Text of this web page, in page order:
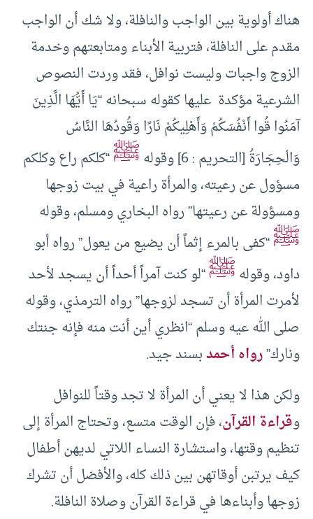
هناك أولوية بين الواجب والنافلة، ولا شك أن الواجب
مقدم على النافلة، فتربية الأبناء ومتابعتهم وخدمة
الزوج واجبات وليست نوافل، فقد وردت النصوص
الشرعية مؤكدة عليها كقوله سبحانه “يَا أَيُّهَا الَّذِينَ
آمَنُوا قُوا أَنْفُسَكُمْ وَأَهْلِيكُمْ نَارًا وَقُودُهَا النَّاسُ
وَالْحِجَارَةُ [التحريم : 6] وقوله
ﷺ“كلكم راع وكلكم
مسؤول عن رعيته، والمرأة راعية في بيت زوجها
ومسؤولة عن رعيتها” رواه البخاري ومسلم، وقوله
ﷺ“كفى بالمرء إثماً أن يضيع من يعول” رواه أبو
داود، وقولهﷺ“لو كنت آمراً أحداً أن يسجد لأحد
لأمرت المرأة أن تسجد لزوجها” رواه الترمذي، وقوله
صلى الله عيه وسلم “انظري أين أنت منه فإنه جنتك
ونارك”رواه أحمدبسند جيد.
ولكن هذا لا يعني أن المرأة لا تجد وقتاً للنوافل
وقراءة القرآن، فإن الوقت متسع، وتحتاج المرأة إلى
تنظيم وقتها، واستشارة النساء اللاتي لديهن أطفال
كيف يرتبن أوقاتهن بين ذلك كله، والأفضل أن تشرك
زوجها وأبناءها في قراءة القرآن وصلاة النافلة.